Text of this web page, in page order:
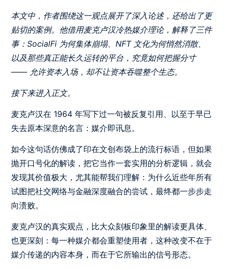
本文中，作者围绕这一观点展开了深入论述，还给出了更
贴切的案例。他借用麦克卢汉冷热媒介理论，解释了三件
事：SocialFi 为何集体崩塌、NFT 文化为何悄然消散、
以及那些真正能长久运转的平台，究竟如何把握分寸
—— 允许资本入场，却不让资本吞噬整个生态。
接下来进入正文。
麦克卢汉在 1964 年写下过一句被反复引用、以至于早已
失去原本深意的名言：媒介即讯息。
如今这句话仿佛成了印在文创布袋上的流行标语，但如果
抛开口号化的解读，把它当作一套实用的分析逻辑，就会
发现其价值极大，尤其能帮我们理解：为什么近些年所有
试图把社交网络与金融深度融合的尝试，最终都一步步走
向溃败。
麦克卢汉的真实观点，比大众刻板印象里的解读更具体、
也更深刻：每一种媒介都会重塑使用者，这种改变不在于
媒介传递的内容本身，而在于它所输出的信号形态。